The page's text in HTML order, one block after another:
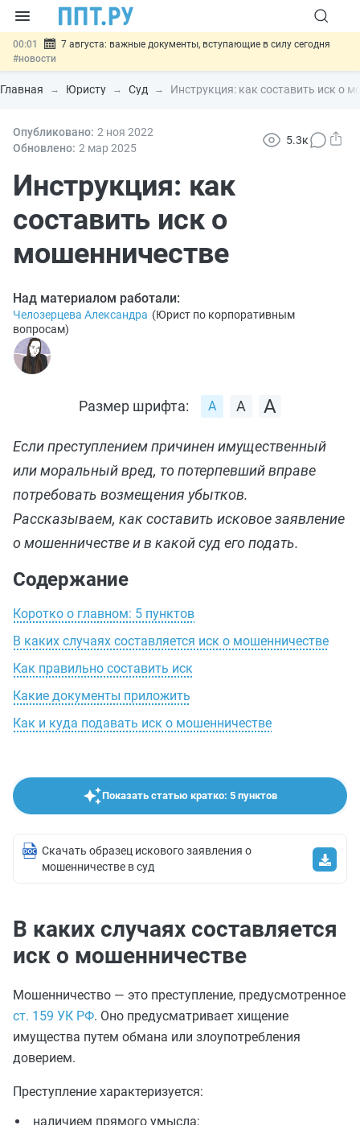
00:01
7 августа: важные документы, вступающие в силу сегодня
#новости
06.08 Минпромторг предложил запретить смешанные лоты
электроники в госзакупках#новости
06.08 Возврат денег за риелторские услуги при недействительных
сделках: инициатива#новости
банковской гарантией
Главная Юристу Суд Инструкция: как составить иск о
Опубликовано: 2 ноя 2022
Обновлено: 2 мар 2025
5.3к
Инструкция: как
составить иск о
мошенничестве
Над материалом работали:
Челозерцева Александра (Юрист по корпоративным
вопросам)
Размер шрифта:
Если преступлением причинен имущественный
или моральный вред, то потерпевший вправе
потребовать возмещения убытков.
Рассказываем, как составить исковое заявление
о мошенничестве и в какой суд его подать.
Содержание
Коротко о главном: 5 пунктов
В каких случаях составляется иск о мошенничестве
Как правильно составить иск
Какие документы приложить
Как и куда подавать иск о мошенничестве
Показать статью кратко: 5 пунктов
Скачать образец искового заявления о
мошенничестве в суд
В каких случаях составляется
иск о мошенничестве
Мошенничество — это преступление, предусмотренное
ст. 159 УК РФ. Оно предусматривает хищение
имущества путем обмана или злоупотребления
доверием.
Преступление характеризуется:
наличием прямого умысла;